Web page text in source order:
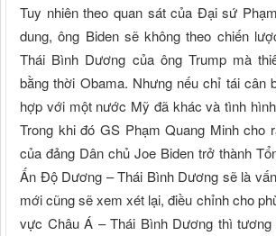
Tuy nhiên theo quan sát của Đại sứ
dung, ông Biden sẽ không theo chiến
Thái Bình Dương của ông Trump mà
bằng thời Obama. Nhưng nếu chỉ tái cân
hợp với một nước Mỹ đã khác và tình
Trong khi đó GS Phạm Quang Minh cho
của đảng Dân chủ Joe Biden trở thành
Ấn Độ Dương – Thái Bình Dương sẽ là
mới cũng sẽ xem xét lại, điều chỉnh cho
vực Châu Á – Thái Bình Dương thì